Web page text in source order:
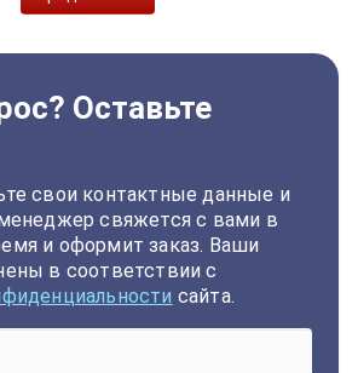
Оставьте
свои контактные данные и
свяжется с вами в
и оформит заказ. Ваши
в соответствии с
сайта.